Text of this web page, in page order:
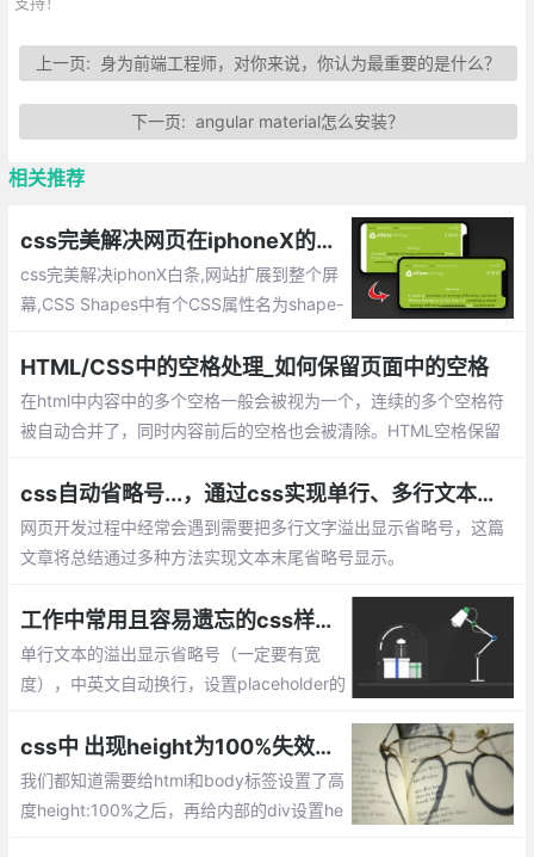
上一页: 身为前端工程师，对你来说，你认为最重要的是什么？
下一页:angular material怎么安装？
相关推荐
css完美解决网页在iphoneX的头部刘海显示问题
css完美解决iphonX白条,网站扩展到整个屏
幕,CSS Shapes中有个CSS属性名为shape-
HTML/CSS中的空格处理_如何保留页面中的空格
在html中内容中的多个空格一般会被视为一个，连续的多个空格符
被自动合并了，同时内容前后的空格也会被清除。HTML空格保留
css自动省略号...，通过css实现单行、多行文本溢出显示省略号
网页开发过程中经常会遇到需要把多行文字溢出显示省略号，这篇
文章将总结通过多种方法实现文本末尾省略号显示。
工作中常用且容易遗忘的css样式整理，建议收藏
单行文本的溢出显示省略号（一定要有宽
度），中英文自动换行，设置placeholder的
法，IOS 页面滑动卡顿，设置滚动条样式css中 出现height为100%失效的原因及解决方案
我们都知道需要给html和body标签设置了高
度height:100%之后，再给内部的div设置he